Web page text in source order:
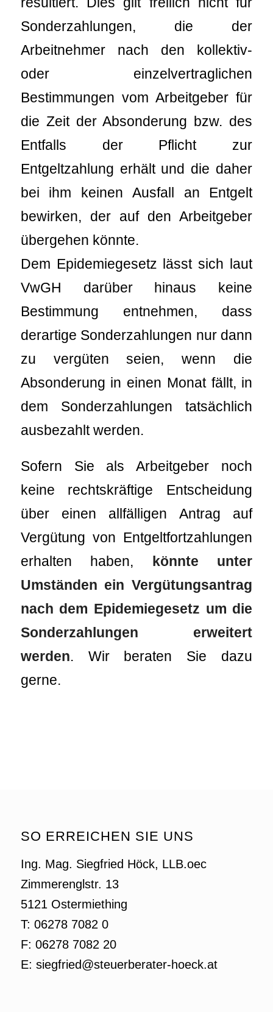
Sonderzahlungen, die der
Arbeitnehmer nach den kollektiv‑
oder einzelvertraglichen
Bestimmungen vom Arbeitgeber für
die Zeit der Absonderung bzw. des
Entfalls der Pflicht zur
Entgeltzahlung erhält und die daher
bei ihm keinen Ausfall an Entgelt
bewirken, der auf den Arbeitgeber
übergehen könnte.
Dem Epidemiegesetz lässt sich laut
VwGH darüber hinaus keine
Bestimmung entnehmen, dass
derartige Sonderzahlungen nur dann
zu vergüten seien, wenn die
Absonderung in einen Monat fällt, in
dem Sonderzahlungen tatsächlich
ausbezahlt werden.
Sofern Sie als Arbeitgeber noch
keine rechtskräftige Entscheidung
über einen allfälligen Antrag auf
Vergütung von Entgeltfortzahlungen
erhalten haben, könnte unter
Umständen ein Vergütungsantrag
nach dem Epidemiegesetz um die
Sonderzahlungen erweitert
werden. Wir beraten Sie dazu
gerne.
SO ERREICHEN SIE UNS
Ing. Mag. Siegfried Höck, LLB.oec
Zimmerenglstr. 13
5121 Ostermiething
T: 06278 7082 0
F: 06278 7082 20
E: siegfried@steuerberater-hoeck.at